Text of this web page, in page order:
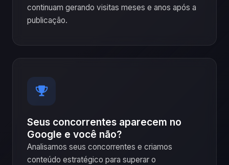
continuam gerando visitas meses e anos após a
publicação.
Seus concorrentes aparecem no
Google e você não?
Analisamos seus concorrentes e criamos
conteúdo estratégico para superar o